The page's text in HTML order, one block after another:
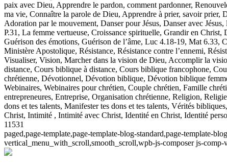
paix avec Dieu, Apprendre le pardon, comment pardonner,
ma vie, Connaître la parole de Dieu, Apprendre à prier, savoir
Adoration par le mouvement, Danser pour Jésus, Danser avec
P.31, La femme vertueuse, Croissance spirituelle, Grandir en
Guérison des émotions, Guérison de l’âme, Luc 4.18-19, Mat 6.33,
Ministère Apostolique, Résistance, Résistance contre l’ennemi,
Visualiser, Vision, Marcher dans la vision de Dieu, Accomplir la
distance, Cours biblique à distance, Cours biblique francophone,
chrétienne, Dévotionnel, Dévotion biblique, Dévotion biblique
Webinaires, Webinaires pour chrétien, Couple chrétien, Famille
entrepreneures, Entreprise, Organisation chrétienne, Religion,
dons et tes talents, Manifester tes dons et tes talents, Vérités
Christ, Intimité , Intimité avec Christ, Identité en Christ, Identité
11531
paged,page-template,page-template-blog-standard,page-template-
vertical_menu_with_scroll,smooth_scroll,wpb-js-composer js-comp-